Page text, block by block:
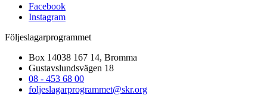
Facebook
Instagram
Följeslagarprogrammet
Box 14038 167 14, Bromma
Gustavslundsvägen 18
08 - 453 68 00
foljeslagarprogrammet@skr.org